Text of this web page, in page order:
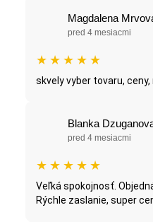
Magdalena
pred 4 mesiacmi
★ ★ ★ ★ ★
skvely vyber tovaru,
Blanka
pred 4 mesiacmi
★ ★ ★ ★ ★
Veľká spokojnosť.
Rýchle zaslanie, super